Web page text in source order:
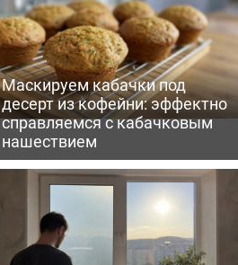
Маскируем кабачки под
десерт из кофейни: эффектно
справляемся с кабачковым
нашествием